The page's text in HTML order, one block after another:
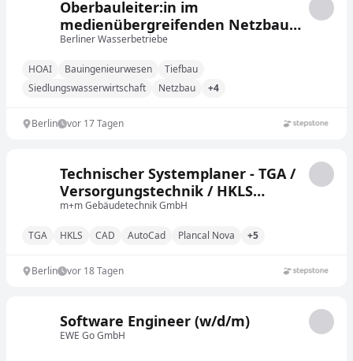
Oberbauleiter:in im
medienübergreifenden Netzbau
(w/m/d)
Berliner Wasserbetriebe
HOAI Bauingenieurwesen
Tiefbau
Siedlungswasserwirtschaft
Netzbau +4
Berlin vor 17 Tagen
Technischer Systemplaner - TGA /
Versorgungstechnik / HKLS
(m/w/d)
m+m Gebäudetechnik GmbH
TGA HKLS CAD AutoCad Plancal Nova +5
Berlin vor 18 Tagen
Software Engineer (w/d/m)
EWE Go GmbH